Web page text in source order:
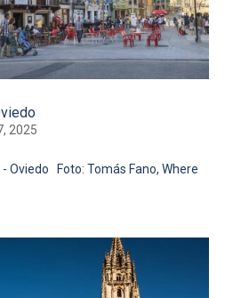
2025
Oviedo Foto: Tomás Fano, Where